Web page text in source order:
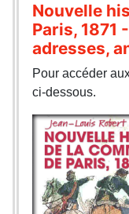
Nouvelle
Paris, 1871
adresses,
Pour accéder
ci-dessous.